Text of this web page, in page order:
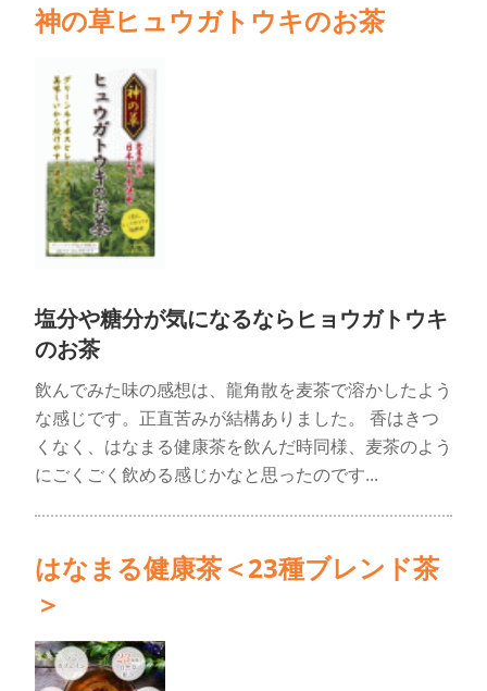
神の草ヒュウガトウキのお茶
塩分や糖分が気になるならヒョウガトウキ
のお茶
飲んでみた味の感想は、龍角散を麦茶で溶かしたよう
な感じです。正直苦みが結構ありました。 香はきつ
くなく、はなまる健康茶を飲んだ時同様、麦茶のよう
にごくごく飲める感じかなと思ったのです...
はなまる健康茶＜23種ブレンド茶
＞